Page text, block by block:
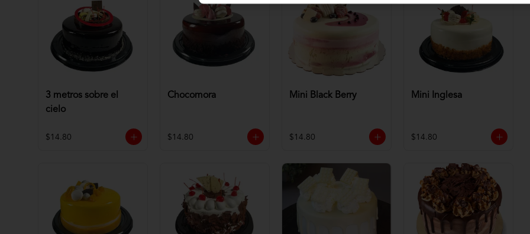
3 metros sobre el
cielo
$14.80
Chocomora
$14.80
Mini Black Berry
$14.80
Mini Inglesa
$14.80